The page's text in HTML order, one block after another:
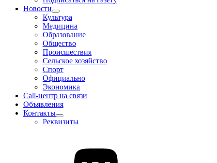
Новости
Культура
Медицина
Образование
Общество
Происшествия
Сельское хозяйство
Спорт
Официально
Экономика
Call-центр на связи
Объявления
Контакты
Реквизиты